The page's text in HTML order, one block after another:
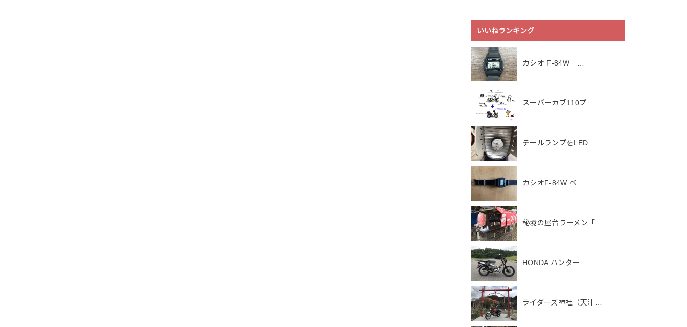
いいねランキング
カシオ F-84W …
スーパーカブ110プ…
テールランプをLED…
カシオF-84W ベ…
秘境の屋台ラーメン「…
HONDA ハンター…
ライダーズ神社（天津…